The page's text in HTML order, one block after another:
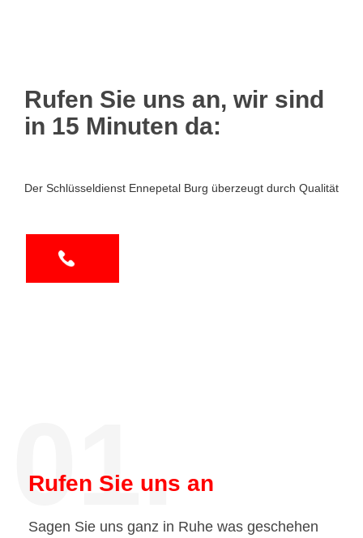
Rufen Sie uns an, wir sind
in 15 Minuten da:
Der Schlüsseldienst Ennepetal Burg überzeugt durch Qualität
01.
Rufen Sie uns an
Sagen Sie uns ganz in Ruhe was geschehen